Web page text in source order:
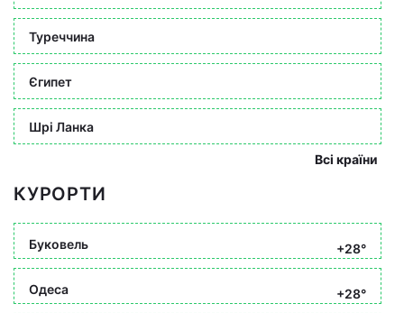
Туреччина
Єгипет
Шрі Ланка
Всі країни
КУРОРТИ
Буковель +28°
Одеса +28°